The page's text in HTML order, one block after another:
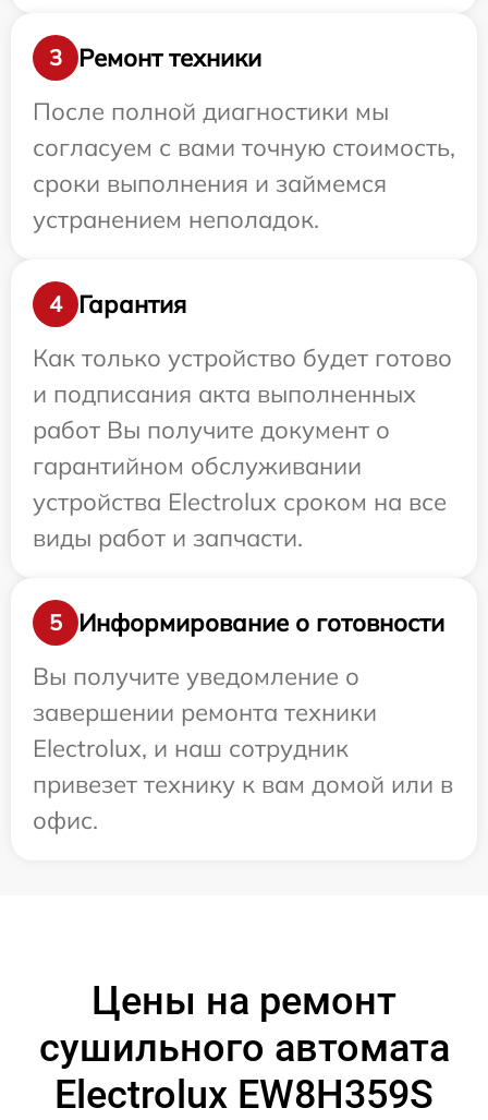
3
Ремонт техники
После полной диагностики мы
согласуем с вами точную стоимость,
сроки выполнения и займемся
устранением неполадок.
4
Гарантия
Как только устройство будет готово
и подписания акта выполненных
работ Вы получите документ о
гарантийном обслуживании
устройства Electrolux сроком на все
виды работ и запчасти.
5
Информирование о готовности
Вы получите уведомление о
завершении ремонта техники
Electrolux, и наш сотрудник
привезет технику к вам домой или в
офис.
Цены на ремонт
сушильного автомата
Electrolux EW8H359S